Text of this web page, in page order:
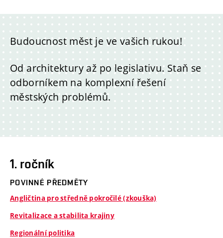
Budoucnost měst je ve vašich rukou!
Od architektury až po legislativu. Staň se
odborníkem na komplexní řešení
městských problémů.
1. ročník
POVINNÉ PŘEDMĚTY
Angličtina pro středně pokročilé (zkouška)
Revitalizace a stabilita krajiny
Regionální politika